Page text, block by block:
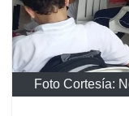
Foto Cortesía: